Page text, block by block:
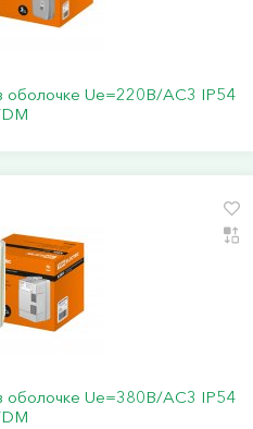
Ue=220В/АC3 IP54
Ue=380В/АС3 IP54